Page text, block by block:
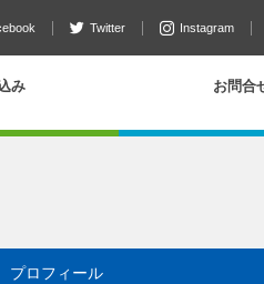
Twitter Instagram
み お問合
プロフィール